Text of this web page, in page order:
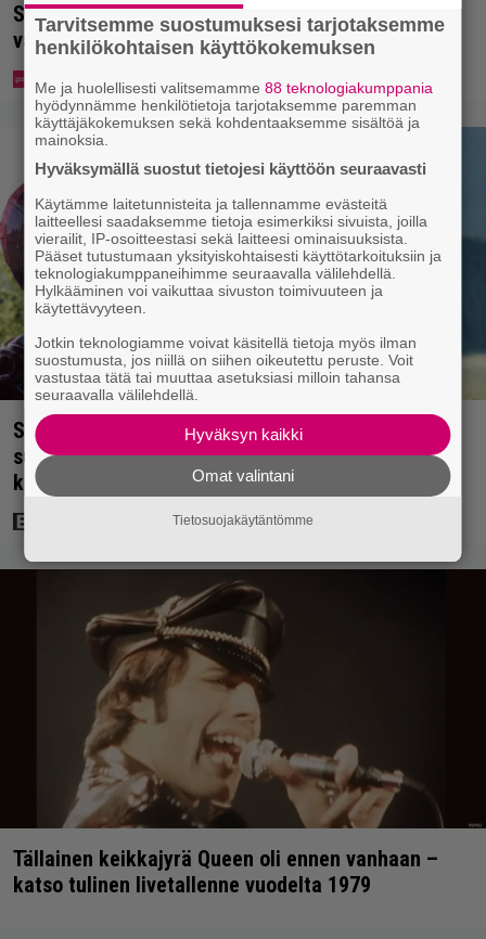
Syötkö perunoita näin? Tutkijat löysivät yhteyden
vakavaan kansansairauteen
Scifihetki: Ilmaiskatselussa 100 miljoonan dollarin
supersankarielokuva – sai Suomessa 4017
katsojaa
Tällainen keikkajyrä Queen oli ennen vanhaan –
katso tulinen livetallenne vuodelta 1979
Tarvitsemme suostumuksesi tarjotaksemme
henkilökohtaisen käyttökokemuksen
Me ja huolellisesti valitsemamme88 teknologiakumppania
hyödynnämme henkilötietoja tarjotaksemme paremman
käyttäjäkokemuksen sekä kohdentaaksemme sisältöä ja
mainoksia.
Hyväksymällä suostut tietojesi käyttöön seuraavasti
Käytämme laitetunnisteita ja tallennamme evästeitä
laitteellesi saadaksemme tietoja esimerkiksi sivuista, joilla
vierailit, IP-osoitteestasi sekä laitteesi ominaisuuksista.
Pääset tutustumaan yksityiskohtaisesti käyttötarkoituksiin ja
teknologiakumppaneihimme seuraavalla välilehdellä.
Hylkääminen voi vaikuttaa sivuston toimivuuteen ja
käytettävyyteen.
Jotkin teknologiamme voivat käsitellä tietoja myös ilman
suostumusta, jos niillä on siihen oikeutettu peruste. Voit
vastustaa tätä tai muuttaa asetuksiasi milloin tahansa
seuraavalla välilehdellä.
Hyväksyn kaikki
Omat valintani
Tietosuojakäytäntömme